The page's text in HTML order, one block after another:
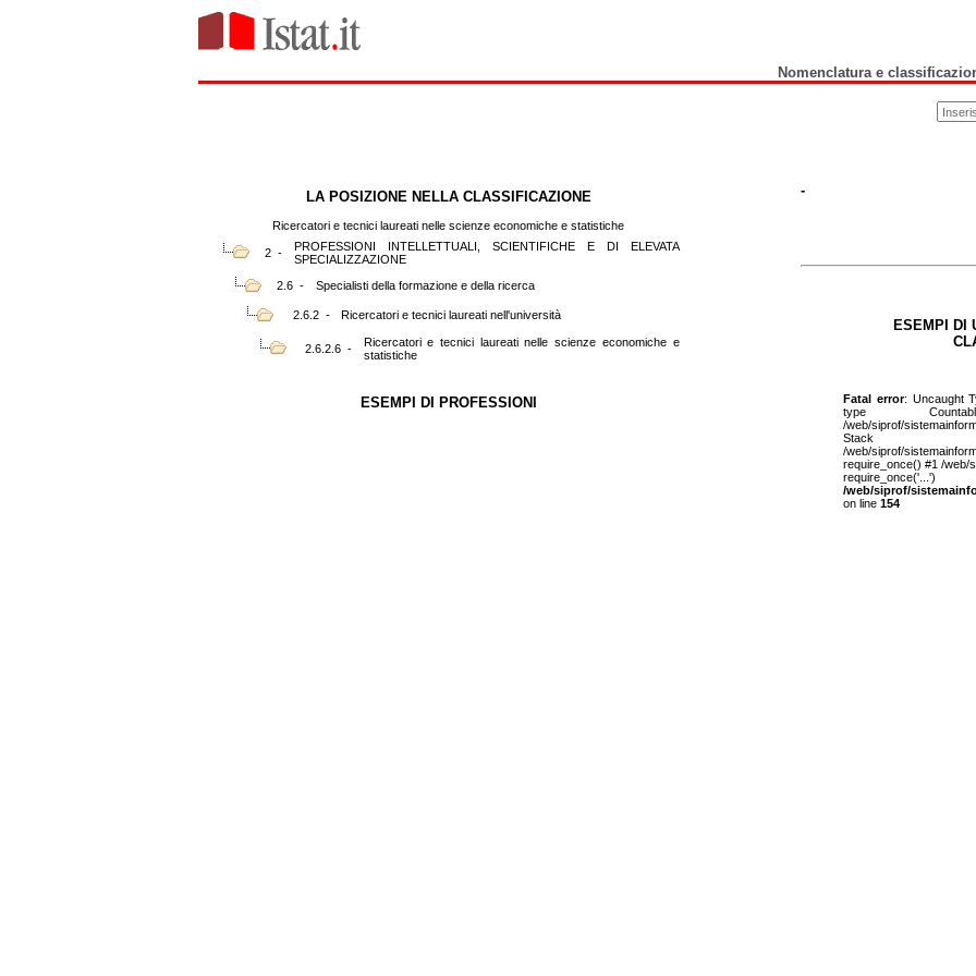
Nomenclatura e
LA POSIZIONE NELLA CLASSIFICAZIONE
Ricercatori e tecnici laureati nelle scienze economiche e statistiche
2 -
PROFESSIONI INTELLETTUALI, SCIENTIFICHE E DI ELEVATA
SPECIALIZZAZIONE
2.6 -
Specialisti della formazione e della ricerca
2.6.2 - Ricercatori e tecnici laureati nell'università
2.6.2.6 -
Ricercatori e tecnici laureati nelle scienze economiche e
statistiche
ESEMPI DI PROFESSIONI
-
ESEMPI DI
Fatal error: Uncaught
type
/web/siprof/
/web/siprof/
require_once() #1 /web/
/web/siprof/
on line 154